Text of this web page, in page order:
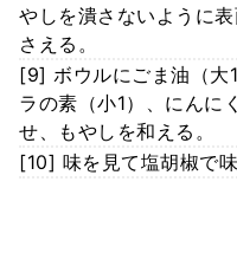
やしを潰さないように
さえる。
[9] ボウルにごま油（大
ラの素（小1）、にんに
せ、もやしを和える。
[10] 味を見て塩胡椒で味